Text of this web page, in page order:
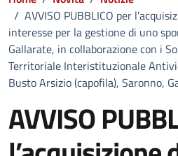
/ AVVISO PUBBLICO per
interesse per la gestione di uno
Gallarate, in collaborazione con i
Territoriale Interistituzionale
Busto Arsizio (capofila), Saronno,
AVVISO